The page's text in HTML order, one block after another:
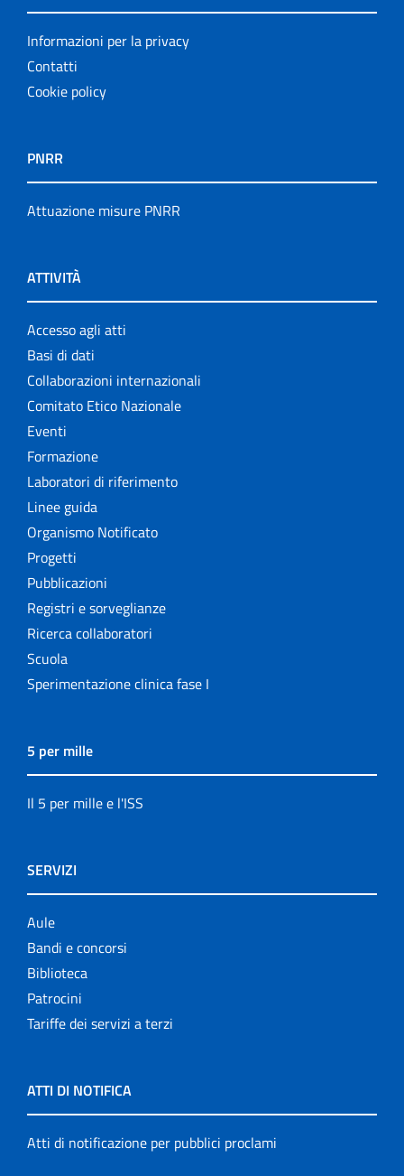
Informazioni per la privacy
Contatti
Cookie policy
PNRR
Attuazione misure PNRR
ATTIVITÀ
Accesso agli atti
Basi di dati
Collaborazioni internazionali
Comitato Etico Nazionale
Eventi
Formazione
Laboratori di riferimento
Linee guida
Organismo Notificato
Progetti
Pubblicazioni
Registri e sorveglianze
Ricerca collaboratori
Scuola
Sperimentazione clinica fase I
5 per mille
Il 5 per mille e l'ISS
SERVIZI
Aule
Bandi e concorsi
Biblioteca
Patrocini
Tariffe dei servizi a terzi
ATTI DI NOTIFICA
Atti di notificazione per pubblici proclami